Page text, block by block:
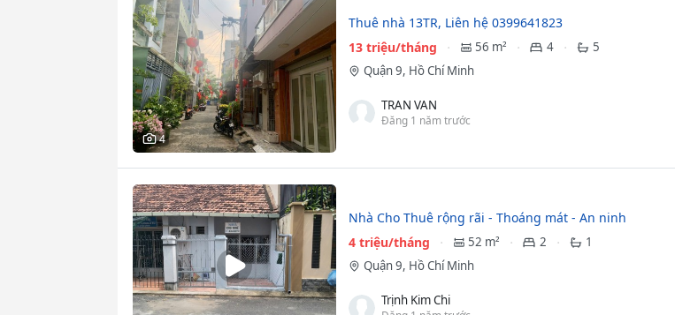
4
Thuê nhà 13TR, Liên hệ 0399641823
13 triệu/tháng
56 m² 4
5
Quận 9, Hồ Chí Minh
TRAN VAN
Đăng 1 năm trước
Nhà Cho Thuê rộng rãi - Thoáng mát - An ninh
4 triệu/tháng
52 m² 2
1
Quận 9, Hồ Chí Minh
Trịnh Kim Chi